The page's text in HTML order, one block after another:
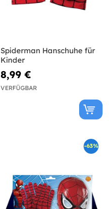
Spiderman Hanschuhe für
Kinder
8,99 €
VERFÜGBAR
-63%